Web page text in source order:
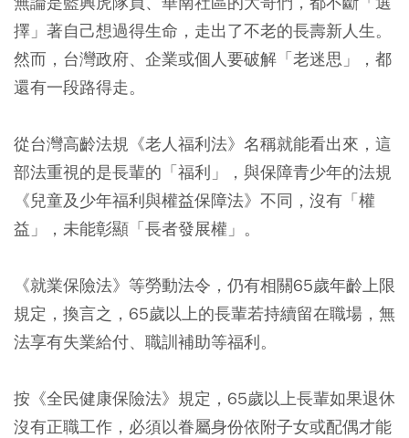
擇」著自己想過得生命，走出了不老的長壽新人生。
然而，台灣政府、企業或個人要破解「老迷思」，都
還有一段路得走。
從台灣高齡法規《老人福利法》名稱就能看出來，這
部法重視的是長輩的「福利」，與保障青少年的法規
《兒童及少年福利與權益保障法》不同，沒有「權
益」，未能彰顯「長者發展權」。
《就業保險法》等勞動法令，仍有相關65歲年齡上限
規定，換言之，65歲以上的長輩若持續留在職場，無
法享有失業給付、職訓補助等福利。
按《全民健康保險法》規定，65歲以上長輩如果退休
沒有正職工作，必須以眷屬身份依附子女或配偶才能